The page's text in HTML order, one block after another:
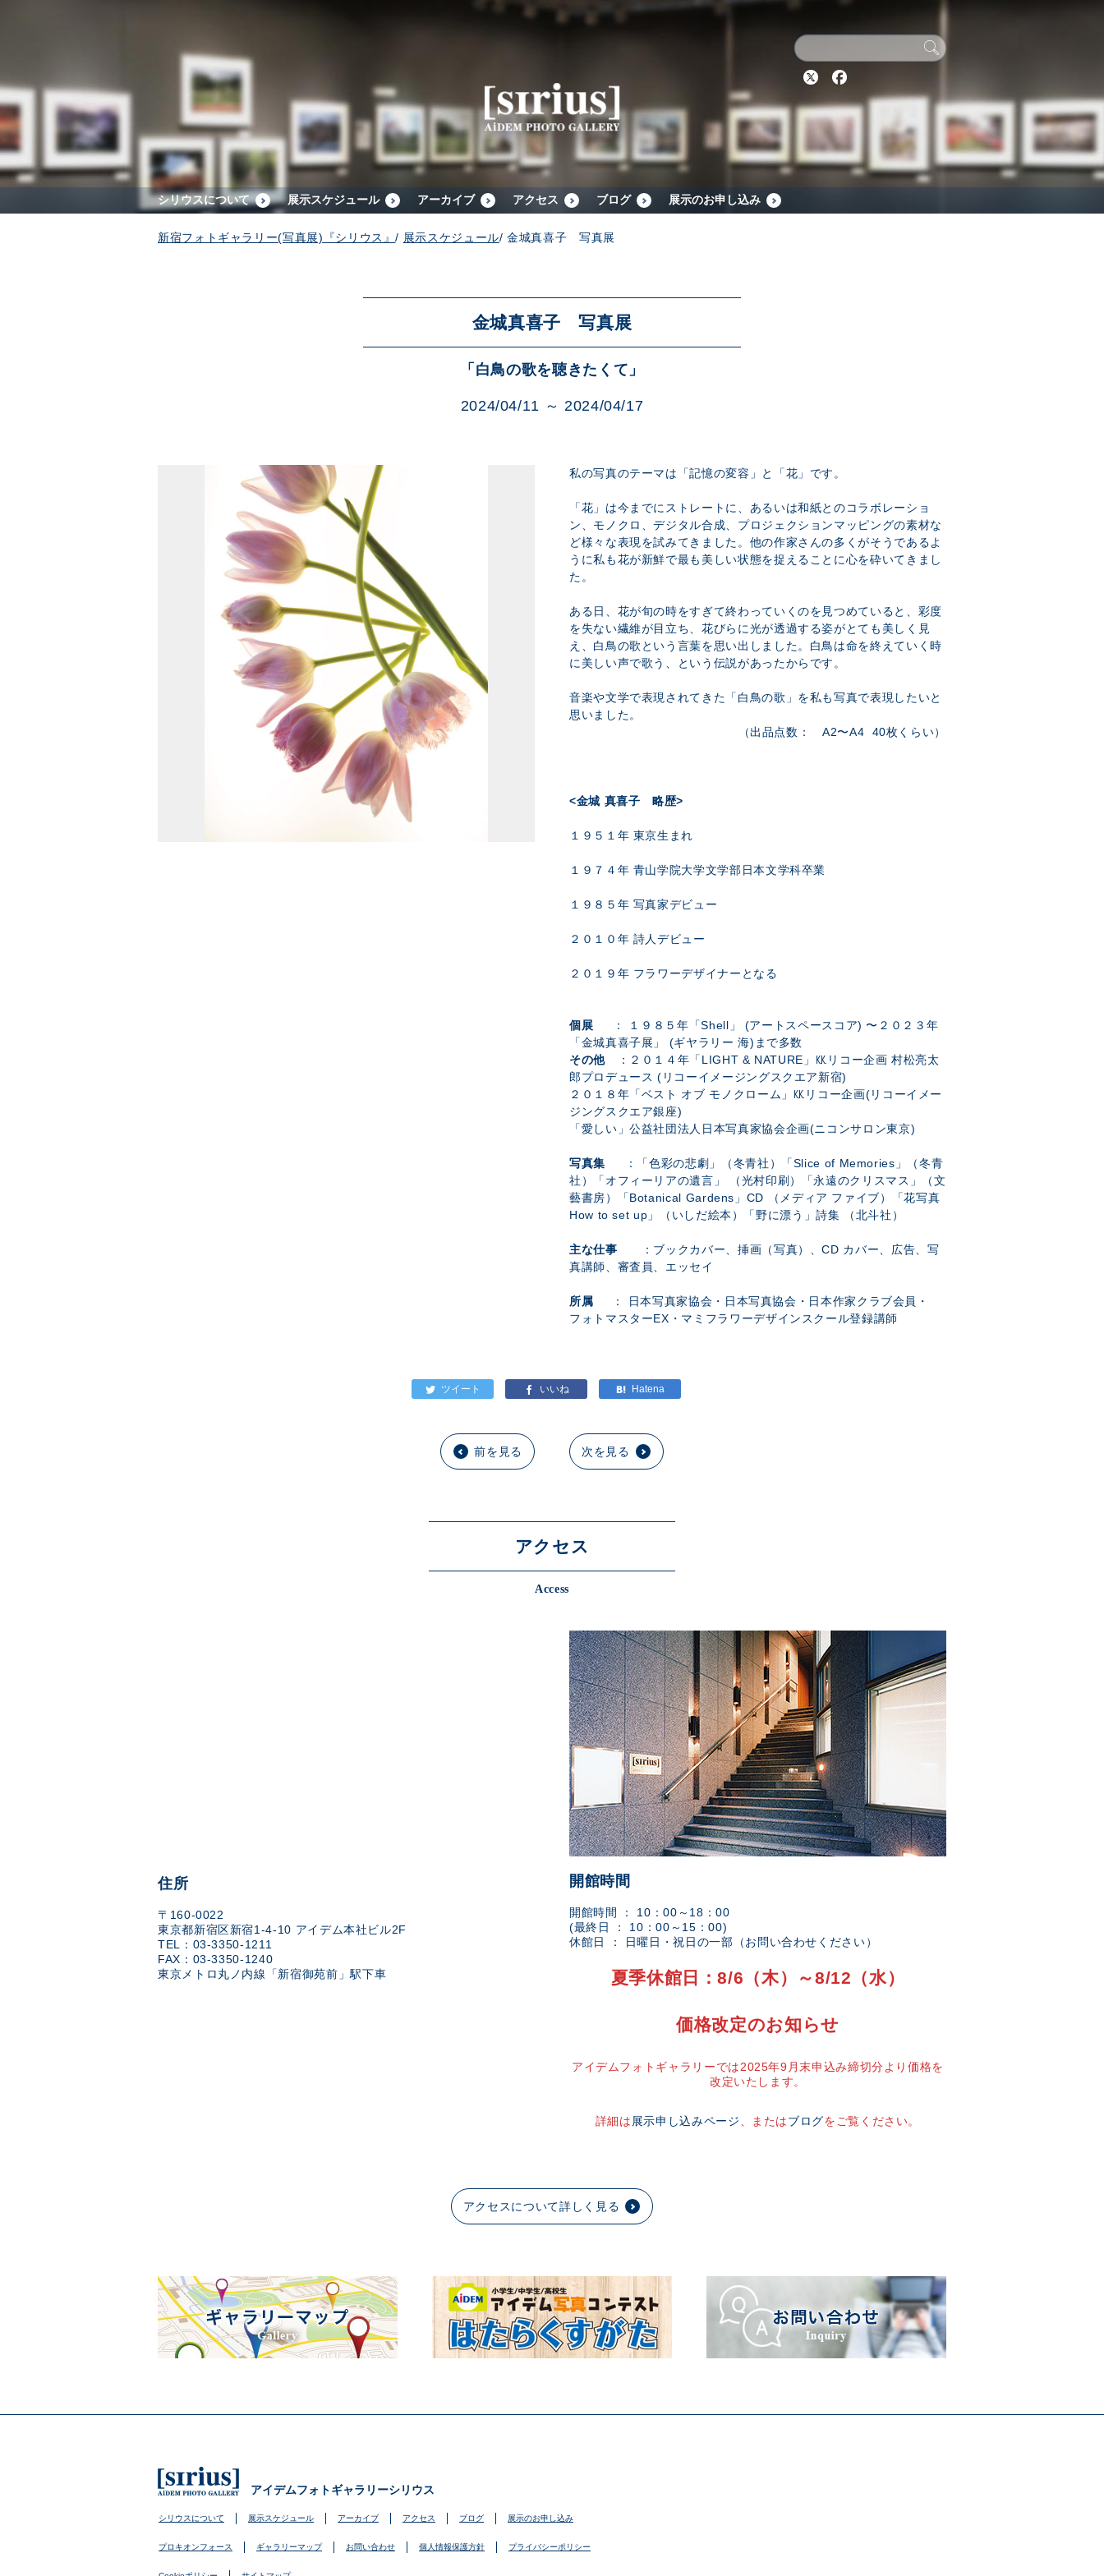
Twitter
シリウスについて 展示スケジュール アーカイブ アクセス ブログ 展示のお申し込み
新宿フォトギャラリー(写真展)『シリウス』/ 展示スケジュール/金城真喜子 写真展
金城真喜子 写真展
「白鳥の歌を聴きたくて」
2024/04/11 ～ 2024/04/17
私の写真のテーマは「記憶の変容」と「花」です。
「花」は今までにストレートに、あるいは和紙とのコラボレーショ
ン、モノクロ、デジタル合成、プロジェクションマッピングの素材な
ど様々な表現を試みてきました。他の作家さんの多くがそうであるよ
うに私も花が新鮮で最も美しい状態を捉えることに心を砕いてきまし
た。
ある日、花が旬の時をすぎて終わっていくのを見つめていると、彩度
を失ない繊維が目立ち、花びらに光が透過する姿がとても美しく見
え、白鳥の歌という言葉を思い出しました。白鳥は命を終えていく時
に美しい声で歌う、という伝説があったからです。
音楽や文学で表現されてきた「白鳥の歌」を私も写真で表現したいと
思いました。
（出品点数： A2〜A4 40枚くらい）
<金城 真喜子 略歴>
１９５１年 東京生まれ
１９７４年 青山学院大学文学部日本文学科卒業
１９８５年 写真家デビュー
２０１０年 詩人デビュー
２０１９年 フラワーデザイナーとなる
個展 ： １９８５年「Shell」 (アートスペースコア) 〜２０２３年
「金城真喜子展」 (ギヤラリー 海)まで多数
その他：２０１４年「LIGHT & NATURE」㏍リコー企画 村松亮太
郎プロデュース (リコーイメージングスクエア新宿)
２０１８年「ベスト オブ モノクローム」㏍リコー企画(リコーイメー
ジングスクエア銀座)
「愛しい」公益社団法人日本写真家協会企画(ニコンサロン東京)
写真集 ：「色彩の悲劇」（冬青社）「Slice of Memories」（冬青
社）「オフィーリアの遺言」 （光村印刷）「永遠のクリスマス」（文
藝書房）「Botanical Gardens」CD （メディア ファイブ）「花写真
How to set up」（いしだ絵本）「野に漂う」詩集 （北斗社）
主な仕事
：ブックカバー、挿画（写真）、CD カバー、広告、写
真講師、審査員、エッセイ
所属 ： 日本写真家協会・日本写真協会・日本作家クラブ会員・
フォトマスターEX・マミフラワーデザインスクール登録講師
前を見る 次を見る
アクセス
Access
住所
〒160-0022
東京都新宿区新宿1-4-10 アイデム本社ビル2F
TEL：03-3350-1211
FAX：03-3350-1240
東京メトロ丸ノ内線「新宿御苑前」駅下車
開館時間
開館時間 ： 10：00～18：00
(最終日 ： 10：00～15：00)
休館日 ： 日曜日・祝日の一部（お問い合わせください）
夏季休館日：8/6（木）～8/12（水）
価格改定のお知らせ
アイデムフォトギャラリーでは2025年9月末申込み締切分より価格を
改定いたします。
詳細は 展示申し込みページ 、またはブログをご覧ください。
アクセスについて詳しく見る
アイデムフォトギャラリーシリウス
シリウスについて 展示スケジュール アーカイブ アクセス ブログ 展示のお申し込み
プロキオンフォース ギャラリーマップ お問い合わせ 個人情報保護方針 プライバシーポリシー
展示スケジュール
アーカイブ
展示のお申し込み